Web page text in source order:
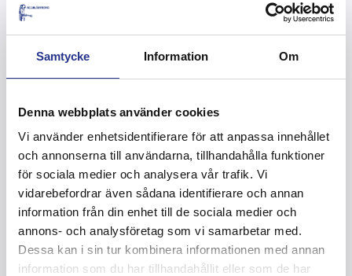
Samtycke Information Om
Denna webbplats använder cookies
Vi använder enhetsidentifierare för att anpassa innehållet
och annonserna till användarna, tillhandahålla funktioner
för sociala medier och analysera vår trafik. Vi
vidarebefordrar även sådana identifierare och annan
information från din enhet till de sociala medier och
annons- och analysföretag som vi samarbetar med.
Dessa kan i sin tur kombinera informationen med annan
information som du har tillhandahållit eller som de har
Spongeblästring
Kolsyreisrengöring
Vattenblästring
Rostskyddsmålning
Förzinkning
Inspektion
Hyra och köpa
Hyra blästerutrustning
Köpa blästermedel
Köpa färg